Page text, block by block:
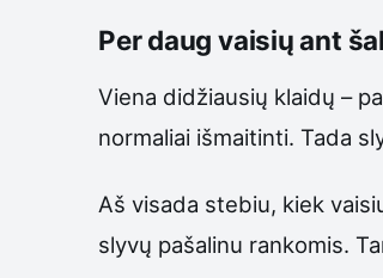
Per daug vaisių ant
Viena didžiausių klaidų –
normaliai išmaitinti. Tada
Aš visada stebiu, kiek
slyvų pašalinu rankomis.